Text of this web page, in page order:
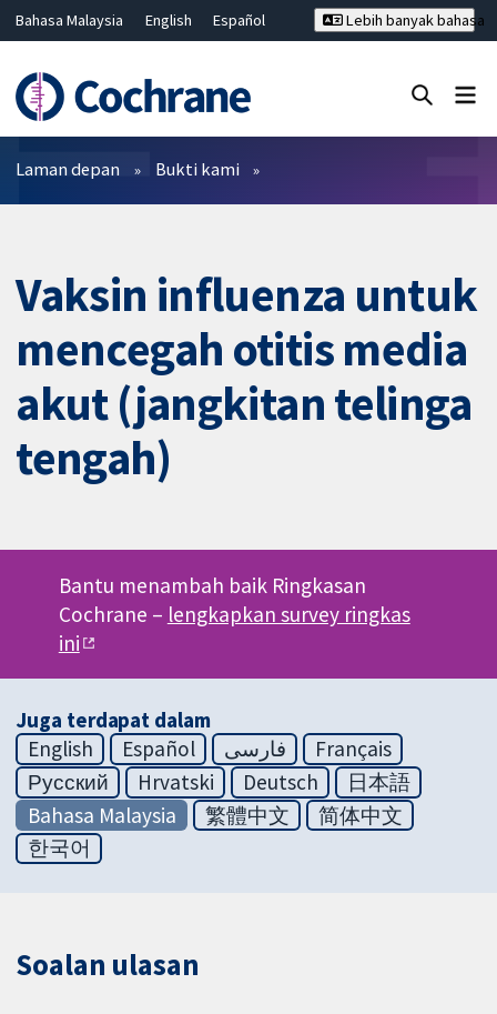
Bahasa Malaysia English
Español
Hrvatski
Deutsch ไทย
繁體中文
简体中文
Lebih banyak bahasa
Penapis
Laman depan Bukti kami
Vaksin influenza untuk
mencegah otitis media
akut (jangkitan telinga
tengah)
Bantu menambah baik Ringkasan
Cochrane – lengkapkan survey ringkas
ini
Juga terdapat dalam
English
Español فارسی
Français
Русский
Hrvatski Deutsch
日本語
Bahasa Malaysia
繁體中文
简体中文
한국어
Soalan ulasan